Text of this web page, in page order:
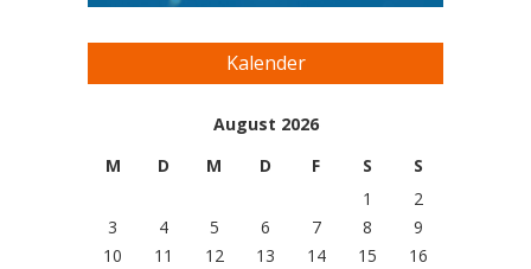
Kalender
August 2026
M
D M D F S
S
1
2
3
4 5 6 7 8
9
10
11 12 13 14 15
16